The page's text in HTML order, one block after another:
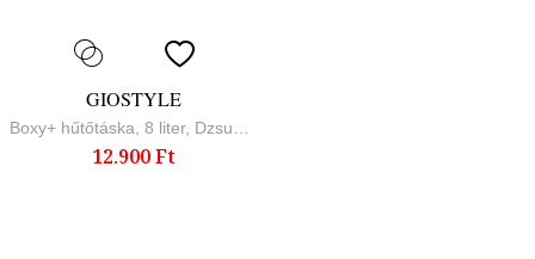
GIOSTYLE
12.900 Ft